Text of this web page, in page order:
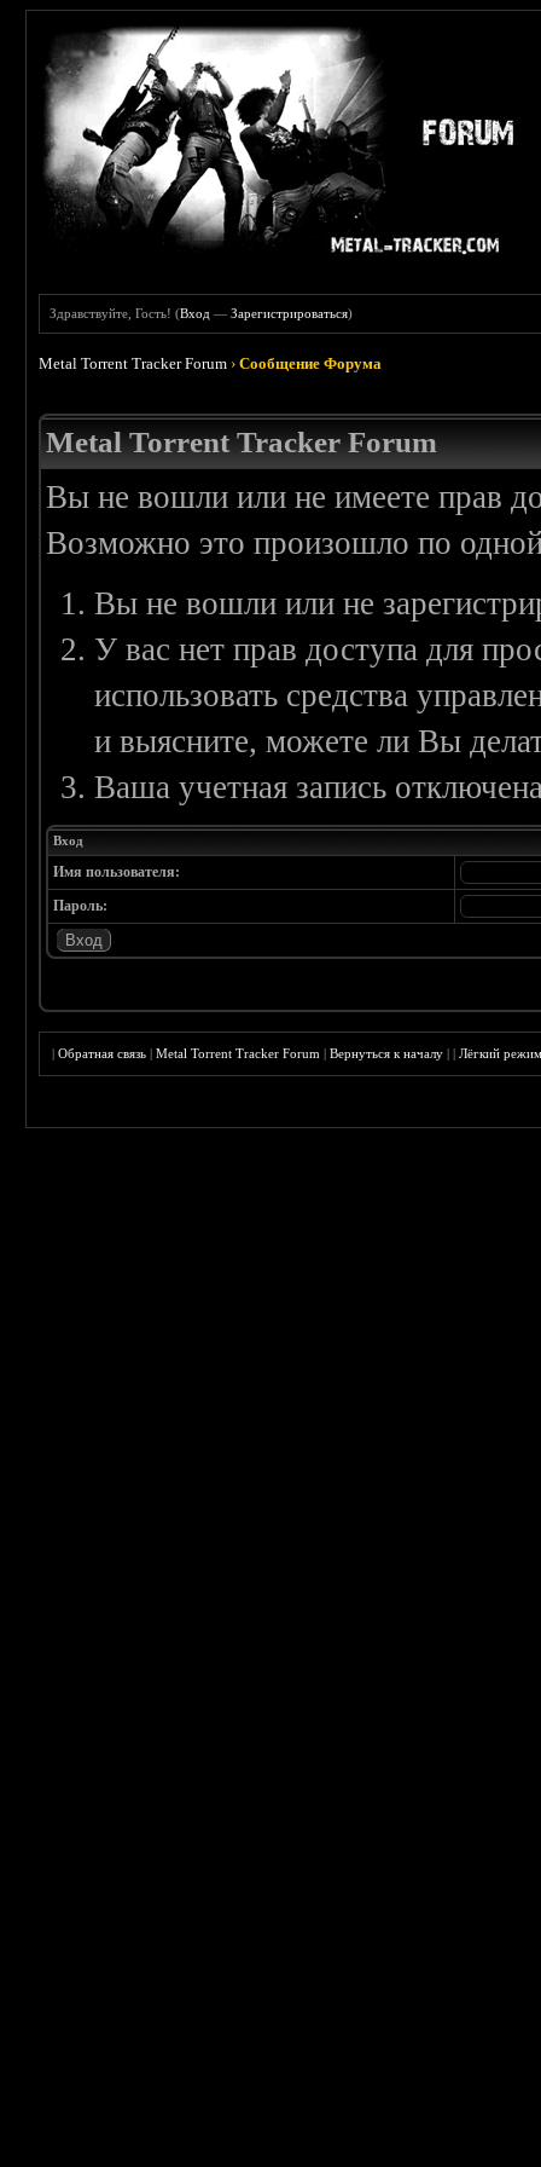
Здравствуйте, Гость! (Вход —Зарегистрироваться)
Metal Torrent Tracker Forum ›Сообщение Форума
Metal Torrent Tracker Forum
Вы не вошли или не имеете прав
Возможно это произошло по
Вы не вошли или не
У вас нет прав доступа для
использовать средства
и выясните, можете ли Вы
Ваша учетная запись
Вход
Имя пользователя:
Пароль:
|Обратная связь |Metal Torrent Tracker Forum |Вернуться к началу ||Лёгкий